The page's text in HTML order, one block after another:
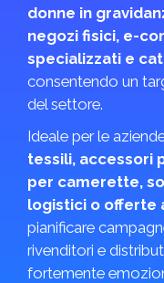
donne in
negozi fisici, e-
specializzati e
consentendo un
del settore.
Ideale per le
tessili, accessori
per camerette,
logistici o offerte
pianificare
rivenditori e
fortemente